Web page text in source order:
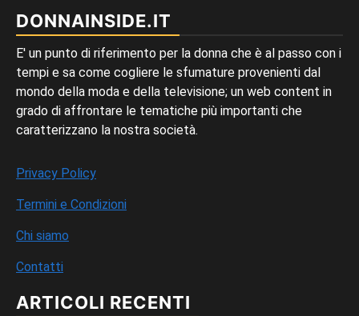
DONNAINSIDE.IT
E' un punto di riferimento per la donna che è al passo con i
tempi e sa come cogliere le sfumature provenienti dal
mondo della moda e della televisione; un web content in
grado di affrontare le tematiche più importanti che
caratterizzano la nostra società.
Privacy Policy
Termini e Condizioni
Chi siamo
Contatti
ARTICOLI RECENTI